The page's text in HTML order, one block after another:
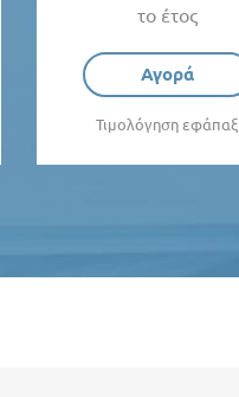
το έτος
Αγορά
Τιμολόγηση εφάπαξ